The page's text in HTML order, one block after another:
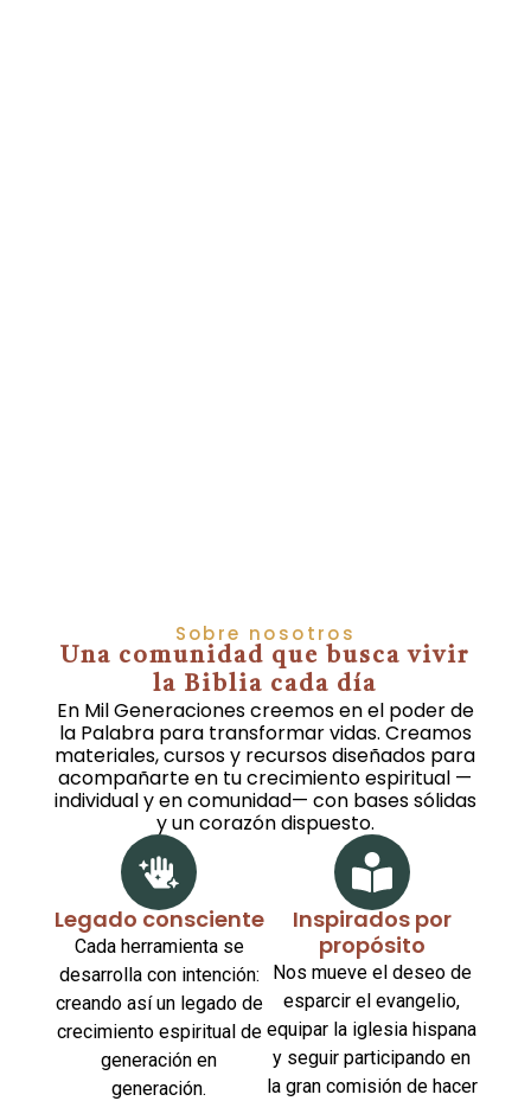
Sobre nosotros
Una comunidad que busca vivir
la Biblia cada día
En Mil Generaciones creemos en el poder de
la Palabra para transformar vidas. Creamos
materiales, cursos y recursos diseñados para
acompañarte en tu crecimiento espiritual —
individual y en comunidad— con bases sólidas
y un corazón dispuesto.
Legado consciente
Cada herramienta se
desarrolla con intención:
creando así un legado de
crecimiento espiritual de
generación en
generación.
Inspirados por
propósito
Nos mueve el deseo de
esparcir el evangelio,
equipar la iglesia hispana
y seguir participando en
la gran comisión de hacer